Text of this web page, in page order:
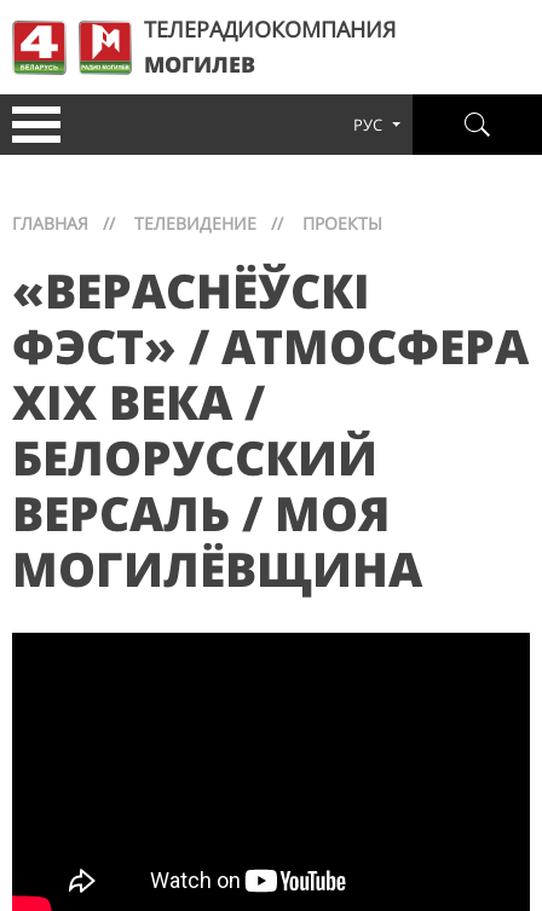
ТЕЛЕРАДИОКОМПАНИЯ
МОГИЛЕВ
РУС
ГЛАВНАЯ // ТЕЛЕВИДЕНИЕ // ПРОЕКТЫ
«ВЕРАСНЁЎСКІ
ФЭСТ» / АТМОСФЕРА
XIX ВЕКА /
БЕЛОРУССКИЙ
ВЕРСАЛЬ / МОЯ
МОГИЛЁВЩИНА